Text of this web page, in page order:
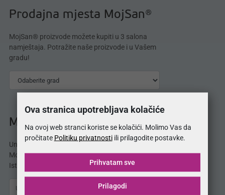
Prodajna mjesta MojSan®
MojSan® proizvode možete kupiti u 3 salona
namještaja. Potražite naše proizvode i u Vašem
gradu!
MojSan® katalog
Unesite svoju e-mail adresu i odmah dobijate
MojSan® katalog proizvoda direktno u svoj inbox.
Istražite ponudu madraca, kreveta, jastuka i više.
Ova stranica upotrebljava kolačiće
Na ovoj web stranci koriste se kolačići. Molimo Vas da
pročitate Politiku privatnostiili prilagodite postavke.
Prilagodi
Prihvatam sve